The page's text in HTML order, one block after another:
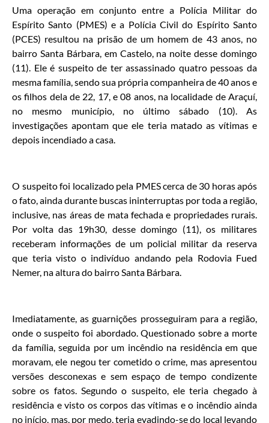
Uma operação em conjunto entre a Polícia Militar do
Espírito Santo (PMES) e a Polícia Civil do Espírito Santo
(PCES) resultou na prisão de um homem de 43 anos, no
bairro Santa Bárbara, em Castelo, na noite desse domingo
(11). Ele é suspeito de ter assassinado quatro pessoas da
mesma família, sendo sua própria companheira de 40 anos e
os filhos dela de 22, 17, e 08 anos, na localidade de Araçuí,
no mesmo município, no último sábado (10). As
investigações apontam que ele teria matado as vítimas e
depois incendiado a casa.
O suspeito foi localizado pela PMES cerca de 30 horas após
o fato, ainda durante buscas ininterruptas por toda a região,
inclusive, nas áreas de mata fechada e propriedades rurais.
Por volta das 19h30, desse domingo (11), os militares
receberam informações de um policial militar da reserva
que teria visto o indivíduo andando pela Rodovia Fued
Nemer, na altura do bairro Santa Bárbara.
Imediatamente, as guarnições prosseguiram para a região,
onde o suspeito foi abordado. Questionado sobre a morte
da família, seguida por um incêndio na residência em que
moravam, ele negou ter cometido o crime, mas apresentou
versões desconexas e sem espaço de tempo condizente
sobre os fatos. Segundo o suspeito, ele teria chegado à
residência e visto os corpos das vítimas e o incêndio ainda
no início, mas, por medo, teria evadindo-se do local levando